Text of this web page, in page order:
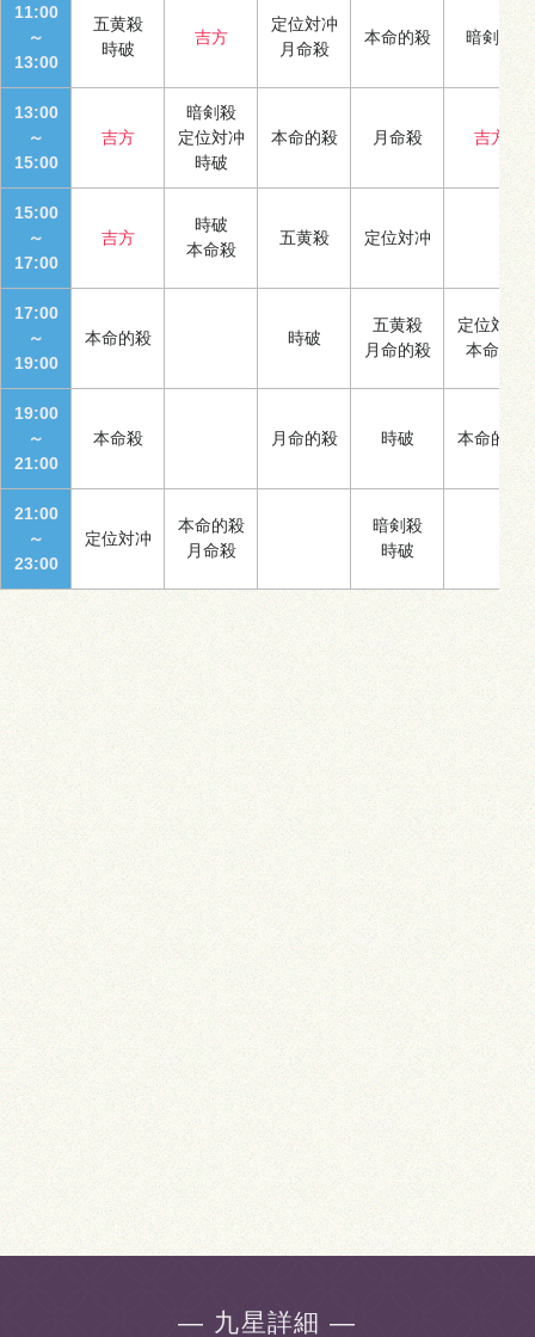
11:00
～
13:00
五黄殺
時破
吉方
定位対冲
月命殺
本命的殺 暗剣殺
13:00
～
15:00
吉方
暗剣殺
定位対冲
時破
本命的殺 月命殺 吉方
15:00
～
17:00
吉方
時破
本命殺
五黄殺 定位対冲
17:00
～
19:00
本命的殺 時破
五黄殺
月命的殺
定位対冲
本命殺
19:00
～
21:00
本命殺 月命的殺 時破 本命的殺
21:00
～
23:00
定位対冲
本命的殺
月命殺
暗剣殺
時破
― 九星詳細 ―